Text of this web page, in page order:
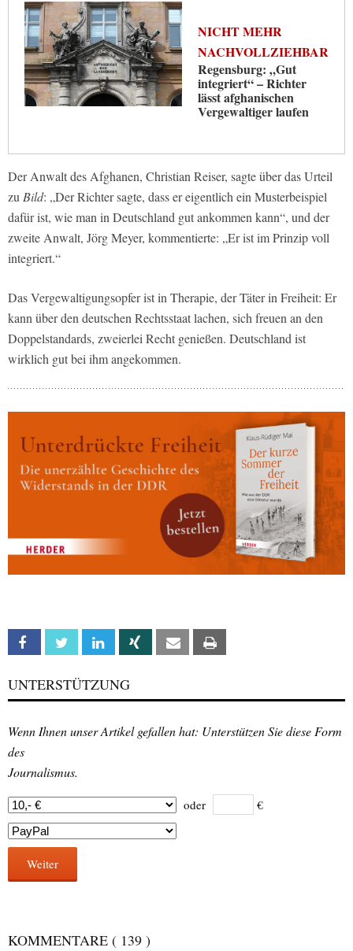
NICHT MEHR
NACHVOLLZIEHBAR
Regensburg: „Gut
integriert“ – Richter
lässt afghanischen
Vergewaltiger laufen
Der Anwalt des Afghanen, Christian Reiser, sagte über das Urteil
zuBild: „Der Richter sagte, dass er eigentlich ein Musterbeispiel
dafür ist, wie man in Deutschland gut ankommen kann“, und der
zweite Anwalt, Jörg Meyer, kommentierte: „Er ist im Prinzip voll
integriert.“
Das Vergewaltigungsopfer ist in Therapie, der Täter in Freiheit: Er
kann über den deutschen Rechtsstaat lachen, sich freuen an den
Doppelstandards, zweierlei Recht genießen. Deutschland ist
wirklich gut bei ihm angekommen.
Facebook Twitter Linkedin Xing Email
UNTERSTÜTZUNG
Wenn Ihnen unser Artikel gefallen hat: Unterstützen Sie diese Form
des
Journalismus.
oder €
Weiter
KOMMENTARE ( 139 )